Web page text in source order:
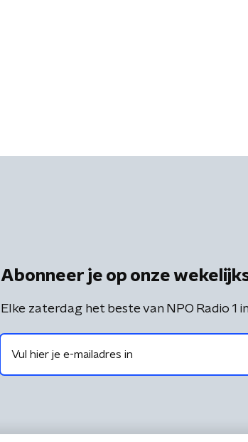
Abonneer je op onze
Elke zaterdag het beste van NPO Radio 1